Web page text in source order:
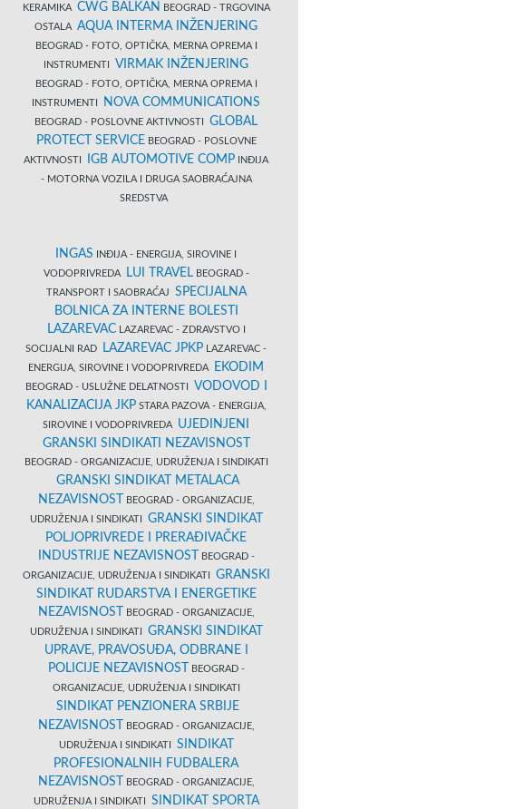
KERAMIKA CWG BALKAN
BEOGRAD - TRGOVINA
OSTALA AQUA INTERMA INŽENJERING
BEOGRAD - FOTO, OPTIČKA, MERNA OPREMA I
INSTRUMENTI VIRMAK INŽENJERING
BEOGRAD - FOTO, OPTIČKA, MERNA OPREMA I
INSTRUMENTI
NOVA COMMUNICATIONS
BEOGRAD - POSLOVNE AKTIVNOSTI GLOBAL
PROTECT SERVICE BEOGRAD - POSLOVNE
AKTIVNOSTI
IGB AUTOMOTIVE COMP INĐIJA
- MOTORNA VOZILA I DRUGA SAOBRAĆAJNA
SREDSTVA
INGAS INĐIJA - ENERGIJA, SIROVINE I
VODOPRIVREDA
LUI TRAVELBEOGRAD -
TRANSPORT I SAOBRAĆAJ SPECIJALNA
BOLNICA ZA INTERNE BOLESTI
LAZAREVACLAZAREVAC - ZDRAVSTVO I
SOCIJALNI RAD
LAZAREVAC JPKP LAZAREVAC -
ENERGIJA, SIROVINE I VODOPRIVREDA
EKODIM
BEOGRAD - USLUŽNE DELATNOSTI
VODOVOD I
KANALIZACIJA JKPSTARA PAZOVA - ENERGIJA,
SIROVINE I VODOPRIVREDA UJEDINJENI
GRANSKI SINDIKATI NEZAVISNOST
BEOGRAD - ORGANIZACIJE, UDRUŽENJA I SINDIKATI
GRANSKI SINDIKAT METALACA
NEZAVISNOST
BEOGRAD - ORGANIZACIJE,
UDRUŽENJA I SINDIKATI GRANSKI SINDIKAT
POLJOPRIVREDE I PRERAĐIVAČKE
INDUSTRIJE NEZAVISNOST
BEOGRAD -
ORGANIZACIJE, UDRUŽENJA I SINDIKATI GRANSKI
SINDIKAT RUDARSTVA I ENERGETIKE
NEZAVISNOST
BEOGRAD - ORGANIZACIJE,
UDRUŽENJA I SINDIKATI GRANSKI SINDIKAT
UPRAVE, PRAVOSUĐA, ODBRANE I
POLICIJE NEZAVISNOST
BEOGRAD -
ORGANIZACIJE, UDRUŽENJA I SINDIKATI
SINDIKAT PENZIONERA SRBIJE
NEZAVISNOST
BEOGRAD - ORGANIZACIJE,
UDRUŽENJA I SINDIKATI SINDIKAT
PROFESIONALNIH FUDBALERA
NEZAVISNOST
BEOGRAD - ORGANIZACIJE,
UDRUŽENJA I SINDIKATI SINDIKAT SPORTA